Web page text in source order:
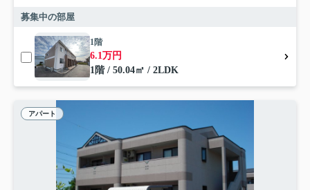
募集中の部屋
1階
6.1万円
1階 / 50.04㎡ / 2LDK
アパート